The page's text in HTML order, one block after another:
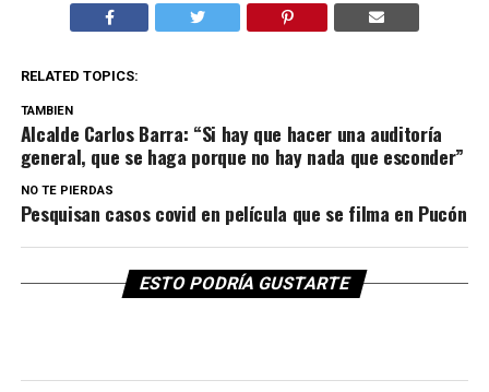
RELATED TOPICS:
TAMBIEN
Alcalde Carlos Barra: “Si hay que hacer una auditoría
general, que se haga porque no hay nada que esconder”
NO TE PIERDAS
Pesquisan casos covid en película que se filma en Pucón
ESTO PODRÍA GUSTARTE